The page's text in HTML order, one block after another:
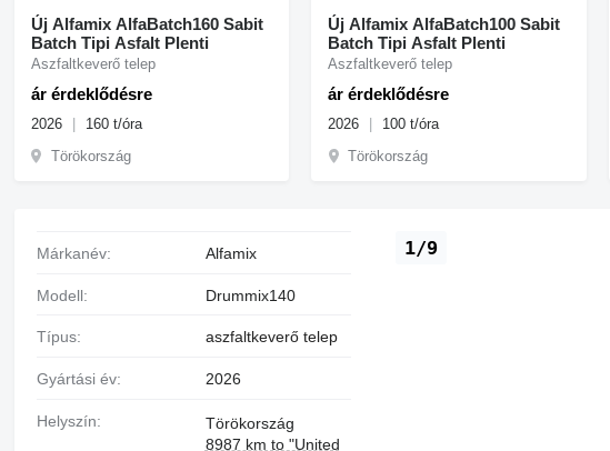
Új Alfamix AlfaBatch160 Sabit
Batch Tipi Asfalt Plenti
ár érdeklődésre
Aszfaltkeverő telep
2026
160 t/óra
Törökország
Új Alfamix AlfaBatch100 Sabit
Batch Tipi Asfalt Plenti
ár érdeklődésre
Aszfaltkeverő telep
2026
100 t/óra
Törökország
1/9
Márkanév: Alfamix
Modell: Drummix140
Típus: aszfaltkeverő telep
Gyártási év: 2026
Helyszín:
Törökország
8987 km to "United